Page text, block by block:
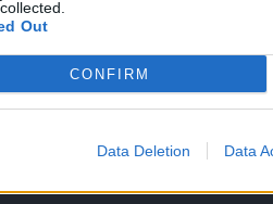
Out
CONFIRM
Data Deletion Data
geöffnet, da war kein Juwel drin